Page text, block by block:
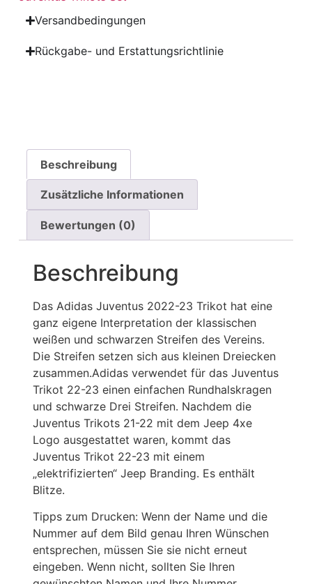
Versandbedingungen
Rückgabe- und Erstattungsrichtlinie
Beschreibung
Zusätzliche Informationen
Bewertungen (0)
Beschreibung
Das Adidas Juventus 2022-23 Trikot hat eine
ganz eigene Interpretation der klassischen
weißen und schwarzen Streifen des Vereins.
Die Streifen setzen sich aus kleinen Dreiecken
zusammen.Adidas verwendet für das Juventus
Trikot 22-23 einen einfachen Rundhalskragen
und schwarze Drei Streifen. Nachdem die
Juventus Trikots 21-22 mit dem Jeep 4xe
Logo ausgestattet waren, kommt das
Juventus Trikot 22-23 mit einem
„elektrifizierten“ Jeep Branding. Es enthält
Blitze.
Tipps zum Drucken: Wenn der Name und die
Nummer auf dem Bild genau Ihren Wünschen
entsprechen, müssen Sie sie nicht erneut
eingeben. Wenn nicht, sollten Sie Ihren